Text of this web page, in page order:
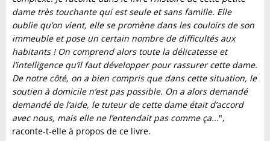
dame très touchante qui est seule et sans famille. Elle
oublie qu’on vient, elle se promène dans les couloirs de son
immeuble et pose un certain nombre de difficultés aux
habitants ! On comprend alors toute la délicatesse et
l’intelligence qu’il faut développer pour rassurer cette dame.
De notre côté, on a bien compris que dans cette situation, le
soutien à domicile n’est pas possible. On a alors demandé
demandé de l’aide, le tuteur de cette dame était d’accord
avec nous, mais elle ne l’entendait pas comme ça...",
raconte-t-elle à propos de ce livre.